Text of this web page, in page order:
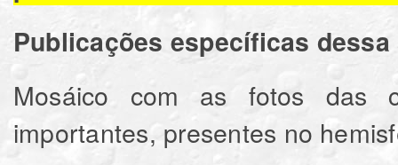
Publicações específicas
Mosáico com as fotos das
importantes, presentes no